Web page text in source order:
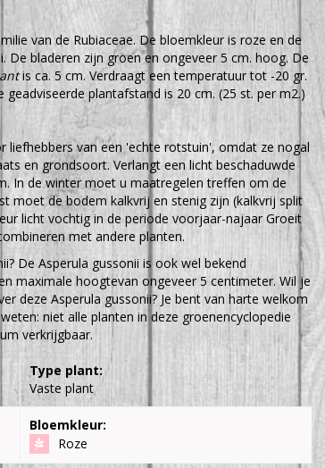
van de Rubiaceae. De bloemkleur is roze en de
De bladeren zijn groen en ongeveer 5 cm. hoog. De
is ca. 5 cm. Verdraagt een temperatuur tot -20 gr.
plantafstand is 20 cm. (25 st. per m2.)
liefhebbers van een 'echte rotstuin', omdat ze nogal
en grondsoort. Verlangt een licht beschaduwde
In de winter moet u maatregelen treffen om de
moet de bodem kalkvrij en stenig zijn (kalkvrij split
licht vochtig in de periode voorjaar-najaar Groeit
met andere planten.
De Asperula gussonii is ook wel bekend
maximale hoogtevan ongeveer 5 centimeter. Wil je
deze Asperula gussonii? Je bent van harte welkom
niet alle planten in deze groenencyclopedie
verkrijgbaar.
Type plant:
Vaste plant
Bloemkleur:
Roze